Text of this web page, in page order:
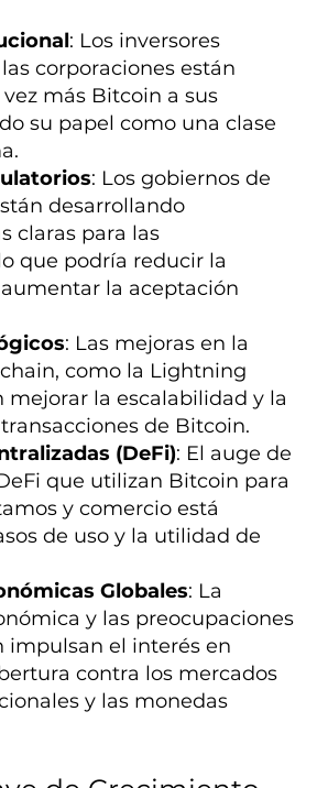
: Los inversores
corporaciones están
más Bitcoin a sus
su papel como una clase
: Los gobiernos de
desarrollando
claras para las
que podría reducir la
la aceptación
: Las mejoras en la
como la Lightning
mejorar la escalabilidad y la
de Bitcoin.
(DeFi): El auge de
que utilizan Bitcoin para
y comercio está
de uso y la utilidad de
Globales: La
y las preocupaciones
impulsan el interés en
contra los mercados
y las monedas